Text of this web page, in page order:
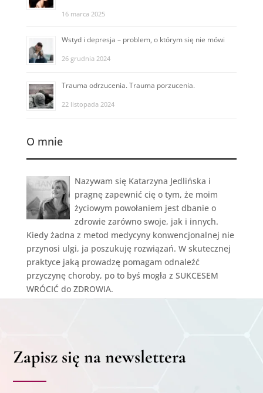
16 marca 2025
Wstyd i depresja – problem, o którym się nie mówi
26 grudnia 2024
Trauma odrzucenia. Trauma porzucenia.
22 listopada 2024
O mnie
Nazywam się Katarzyna Jedlińska i
pragnę zapewnić cię o tym, że moim
życiowym powołaniem jest dbanie o
zdrowie zarówno swoje, jak i innych.
Kiedy żadna z metod medycyny konwencjonalnej nie
przynosi ulgi, ja poszukuję rozwiązań. W skutecznej
praktyce jaką prowadzę pomagam odnaleźć
przyczynę choroby, po to byś mogła z SUKCESEM
WRÓCIĆ do ZDROWIA.
Zapisz się na newslettera